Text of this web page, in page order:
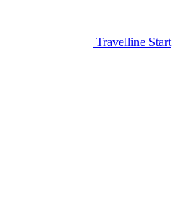
Travelline Start